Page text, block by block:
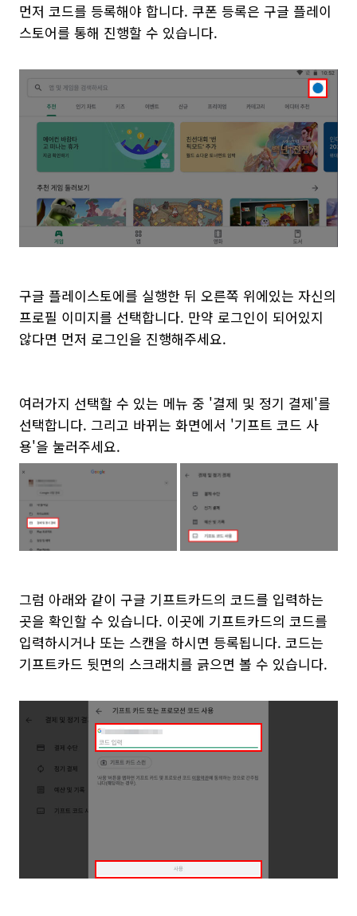
먼저 코드를 등록해야 합니다. 쿠폰 등록은 구글 플레이
스토어를 통해 진행할 수 있습니다.
구글 플레이스토에를 실행한 뒤 오른쪽 위에있는 자신의
프로필 이미지를 선택합니다. 만약 로그인이 되어있지
않다면 먼저 로그인을 진행해주세요.
여러가지 선택할 수 있는 메뉴 중 '결제 및 정기 결제'를
선택합니다. 그리고 바뀌는 화면에서 '기프트 코드 사
용'을 눌러주세요.
그럼 아래와 같이 구글 기프트카드의 코드를 입력하는
곳을 확인할 수 있습니다. 이곳에 기프트카드의 코드를
입력하시거나 또는 스캔을 하시면 등록됩니다. 코드는
기프트카드 뒷면의 스크래치를 긁으면 볼 수 있습니다.